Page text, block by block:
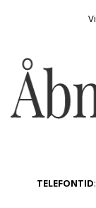
TELEFONTID